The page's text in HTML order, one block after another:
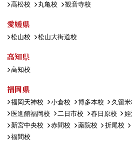
高松校 丸亀校 観音寺校
愛媛県
松山校 松山大街道校
高知県
高知校
福岡県
福岡天神校 小倉校 博多本校 久留米
医進館福岡校
二日市校 春日原校 姪
新宮中央校
赤間校 薬院校 折尾校
福間校